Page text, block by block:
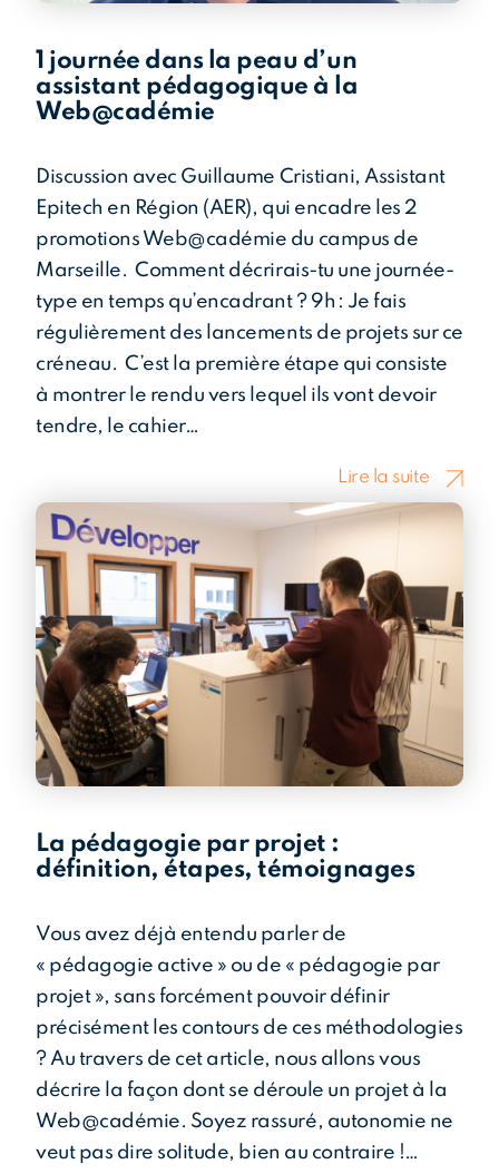
1 journée dans la peau d’un
assistant pédagogique à la
Web@cadémie
Discussion avec Guillaume Cristiani, Assistant
Epitech en Région (AER), qui encadre les 2
promotions Web@cadémie du campus de
Marseille. Comment décrirais-tu une journée-
type en temps qu’encadrant ? 9h : Je fais
régulièrement des lancements de projets sur ce
créneau. C’est la première étape qui consiste
à montrer le rendu vers lequel ils vont devoir
tendre, le cahier…
Lire la suite
La pédagogie par projet :
définition, étapes, témoignages
Vous avez déjà entendu parler de
« pédagogie active » ou de « pédagogie par
projet », sans forcément pouvoir définir
précisément les contours de ces méthodologies
? Au travers de cet article, nous allons vous
décrire la façon dont se déroule un projet à la
Web@cadémie. Soyez rassuré, autonomie ne
veut pas dire solitude, bien au contraire !…